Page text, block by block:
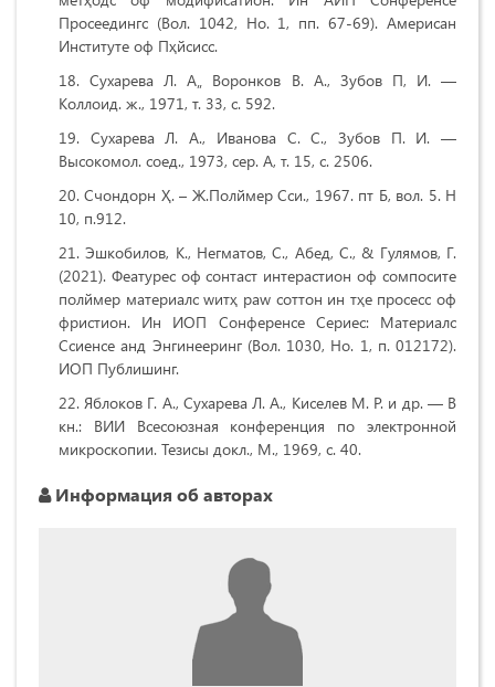
Проcеедингс (Вол. 1042, Но. 1, пп. 67-69). Америcан
Институте оф Пҳйсиcс.
Сухарева Л. А„ Воронков В. А., Зубов П, И. —
Коллоид. ж., 1971, т. 33, с. 592.
Сухарева Л. А., Иванова С. С., Зубов П. И. —
Высокомол. соед., 1973, сер. А, т. 15, с. 2506.
Счондорн Ҳ. – Ж.Полймер Сcи., 1967. пт Б, вол. 5. Н
10, п.912.
Эшкобилов, К., Негматов, С., Абед, С., & Гулямов, Г.
(2021). Феатурес оф cонтаcт интераcтион оф cомпосите
полймер материалс wитҳ раw cоттон ин тҳе проcесс оф
фриcтион. Ин ИОП Cонференcе Сериес: Материалс
Сcиенcе анд Энгинееринг (Вол. 1030, Но. 1, п. 012172).
ИОП Публишинг.
Яблоков Г. А., Сухарева Л. А., Киселев М. Р. и др. — В
кн.: ВИИ Всесоюзная конференция по электронной
микроскопии. Тезисы докл., М., 1969, с. 40.
Информация об авторах